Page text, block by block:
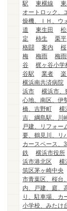
駅
東横線
オートロック、
燥機、ＩＨ、ウ
道
東生田
定
柿生 栗平
格闘
案内 桜
梅
梅雨 梅
谷
梶ヶ谷小学
谷駅
業者
横浜南共済病院
浜市
横浜市、
心地、南区、伊
橋、吉野町
横
吉、綱島駅、川
戸建、リフォー
要、鶴見川、リ
カースペース、
鉄
横浜市役所
浜市港北区
横
筑区茅ヶ崎中央
市青葉区、桜台
内、戸建、庭、
り、駐車場、カ
小学校、みたけ